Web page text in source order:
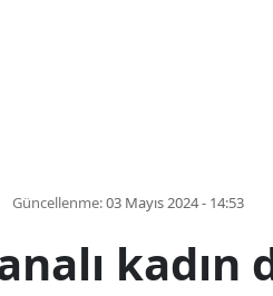
Güncellenme:03 Mayıs 2024 - 14:53
kadın